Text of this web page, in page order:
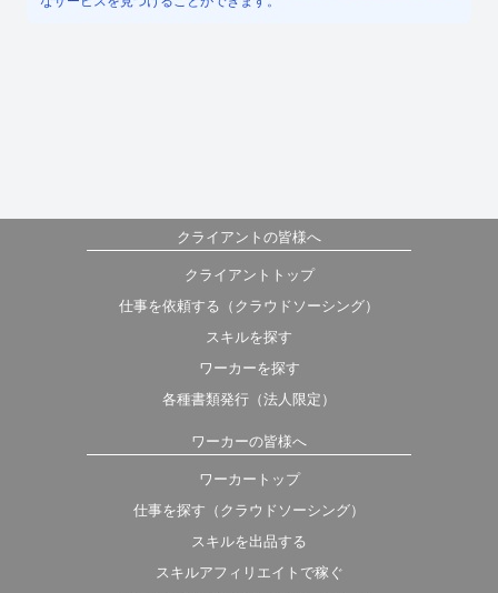
クライアントの皆様へ
クライアントトップ
仕事を依頼する（クラウドソーシング）
スキルを探す
ワーカーを探す
各種書類発行（法人限定）
ワーカーの皆様へ
ワーカートップ
仕事を探す（クラウドソーシング）
スキルを出品する
スキルアフィリエイトで稼ぐ